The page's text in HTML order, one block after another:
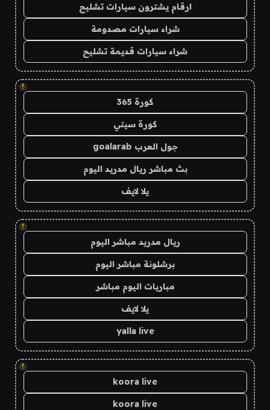
ارقام يشترون سيارات تشليح
شراء سيارات مصدومة
شراء سيارات قديمة تشليح
!
كورة 365
كورة سيتي
جول العرب goalarab
بث مباشر ريال مدريد اليوم
يلا لايف
!
ريال مدريد مباشر اليوم
برشلونة مباشر اليوم
مباريات اليوم مباشر
يلا لايف
yalla live
!
koora live
koora live